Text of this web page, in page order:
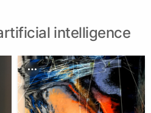
intelligence